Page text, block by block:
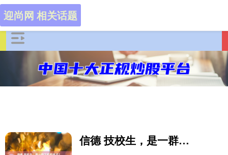
迎尚网 相关话题
信德 技校生，是一群怎样的孩子？